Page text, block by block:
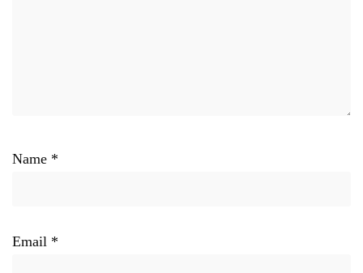
Name *
Email *